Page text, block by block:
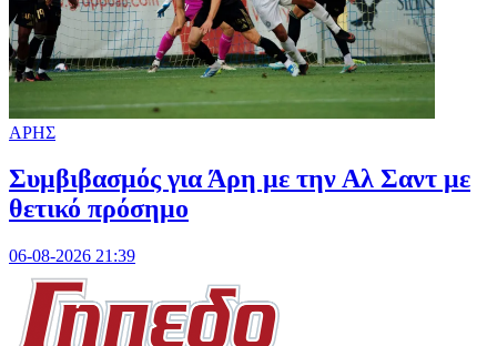
ΑΡΗΣ
Συμβιβασμός για Άρη με την Αλ Σαντ με
θετικό πρόσημο
06-08-2026 21:39